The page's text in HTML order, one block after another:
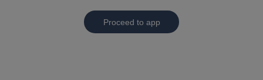
Proceed to app